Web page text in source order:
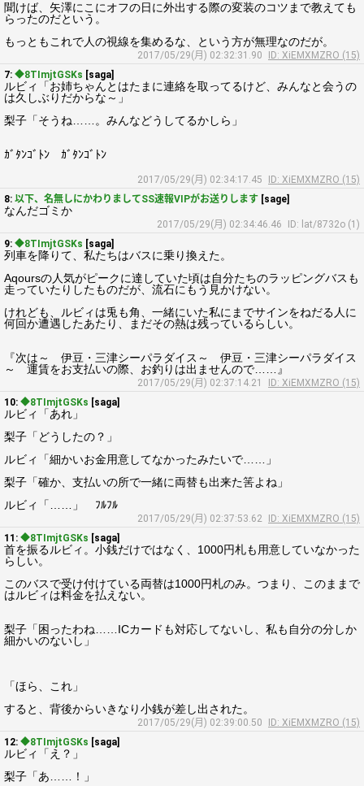
聞けば、矢澤にこにオフの日に外出する際の変装のコツまで教えても
らったのだという。
もっともこれで人の視線を集めるな、という方が無理なのだが。
2017/05/29(月) 02:32:31.90
ID: XiEMXMZRO (15)
7: ◆8TImjtGSKs [saga]
ルビィ「お姉ちゃんとはたまに連絡を取ってるけど、みんなと会うの
は久しぶりだからな～」
梨子「そうね……。みんなどうしてるかしら」
ｶﾞﾀﾝｺﾞﾄﾝ ｶﾞﾀﾝｺﾞﾄﾝ
2017/05/29(月) 02:34:17.45
ID: XiEMXMZRO (15)
8: 以下、名無しにかわりましてSS速報VIPがお送りします [sage]
なんだゴミか
2017/05/29(月) 02:34:46.46
ID: lat/8732o (1)
9: ◆8TImjtGSKs [saga]
列車を降りて、私たちはバスに乗り換えた。
Aqoursの人気がピークに達していた頃は自分たちのラッピングバスも
走っていたりしたものだが、流石にもう見かけない。
けれども、ルビィは兎も角、一緒にいた私にまでサインをねだる人に
何回か遭遇したあたり、まだその熱は残っているらしい。
『次は～ 伊豆・三津シーパラダイス～ 伊豆・三津シーパラダイス
～ 運賃をお支払いの際、お釣りは出ませんので……』
2017/05/29(月) 02:37:14.21
ID: XiEMXMZRO (15)
10: ◆8TImjtGSKs [saga]
ルビィ「あれ」
梨子「どうしたの？」
ルビィ「細かいお金用意してなかったみたいで……」
梨子「確か、支払いの所で一緒に両替も出来た筈よね」
ルビィ「……」 ﾌﾙﾌﾙ
2017/05/29(月) 02:37:53.62
ID: XiEMXMZRO (15)
11: ◆8TImjtGSKs [saga]
首を振るルビィ。小銭だけではなく、1000円札も用意していなかった
らしい。
このバスで受け付けている両替は1000円札のみ。つまり、このままで
はルビィは料金を払えない。
梨子「困ったわね……ICカードも対応してないし、私も自分の分しか
細かいのないし」
「ほら、これ」
すると、背後からいきなり小銭が差し出された。
2017/05/29(月) 02:39:00.50
ID: XiEMXMZRO (15)
12: ◆8TImjtGSKs [saga]
ルビィ「え？」
梨子「あ……！」